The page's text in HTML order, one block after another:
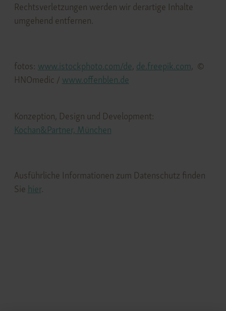
Rechtsverletzungen werden wir derartige Inhalte
umgehend entfernen.
fotos: www.istockphoto.com/de, de.freepik.com, ©
HNOmedic / www.offenblen.de
Konzeption, Design und Development:
Kochan&Partner, München
Ausführliche Informationen zum Datenschutz finden
Sie hier.